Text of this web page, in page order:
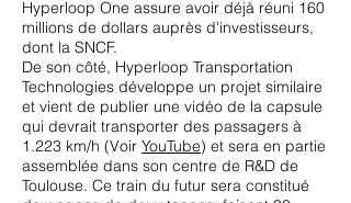
Hyperloop One assure avoir déjà réuni 160
millions de dollars auprès d'investisseurs,
dont la SNCF.
De son côté, Hyperloop Transportation
Technologies développe un projet similaire
et vient de publier une vidéo de la capsule
qui devrait transporter des passagers à
1.223 km/h (Voir YouTube) et sera en partie
assemblée dans son centre de R&D de
Toulouse. Ce train du futur sera constitué